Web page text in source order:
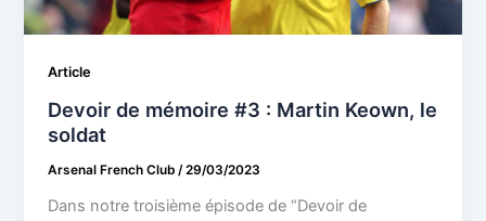
Article
Devoir de mémoire #3 : Martin Keown, le
soldat
Arsenal French Club /29/03/2023
Dans notre troisième épisode de “Devoir de